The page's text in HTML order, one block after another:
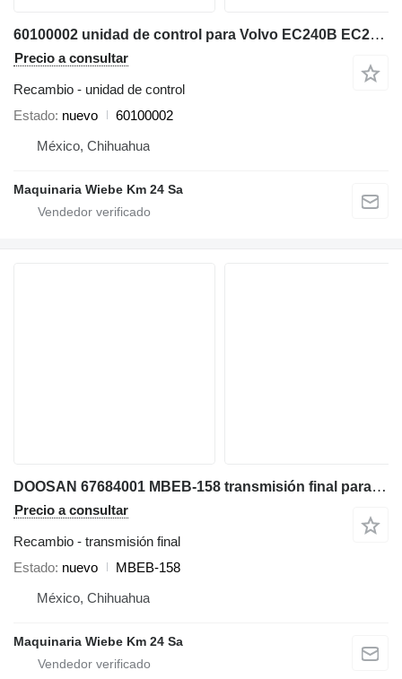
60100002 unidad de control para Volvo EC240B EC240BLC excavadora
Precio a consultar
Recambio - unidad de control
Estado nuevo
60100002
México, Chihuahua
Maquinaria Wiebe Km 24 Sa
DOOSAN 67684001 MBEB-158 transmisión final para Volvo EC210 miniexcavadora
Precio a consultar
Recambio - transmisión final
Estado nuevo
MBEB-158
México, Chihuahua
Maquinaria Wiebe Km 24 Sa